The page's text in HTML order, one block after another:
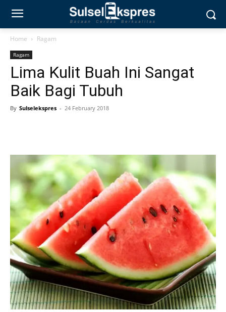
Home Ragam
Ragam
Lima Kulit Buah Ini Sangat
Baik Bagi Tubuh
By Sulselekspres - 24 February 2018